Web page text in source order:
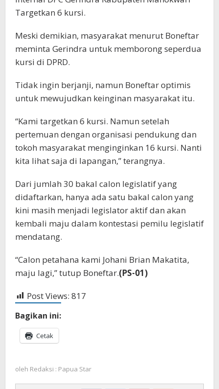
Targetkan 6 kursi.
Meski demikian, masyarakat menurut Boneftar
meminta Gerindra untuk memborong seperdua
kursi di DPRD.
Tidak ingin berjanji, namun Boneftar optimis
untuk mewujudkan keinginan masyarakat itu.
“Kami targetkan 6 kursi. Namun setelah
pertemuan dengan organisasi pendukung dan
tokoh masyarakat menginginkan 16 kursi. Nanti
kita lihat saja di lapangan,” terangnya.
Dari jumlah 30 bakal calon legislatif yang
didaftarkan, hanya ada satu bakal calon yang
kini masih menjadi legislator aktif dan akan
kembali maju dalam kontestasi pemilu legislatif
mendatang.
“Calon petahana kami Johani Brian Makatita,
maju lagi,” tutup Boneftar.(PS-01)
Post Views: 817
Bagikan ini:
Cetak
oleh Redaksi : Papua Star